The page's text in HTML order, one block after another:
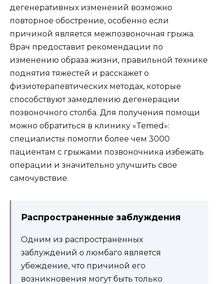
дегенеративных изменений возможно
повторное обострение, особенно если
причиной является межпозвоночная грыжа.
Врач предоставит рекомендации по
изменению образа жизни, правильной технике
поднятия тяжестей и расскажет о
физиотерапевтических методах, которые
способствуют замедлению дегенерации
позвоночного столба. Для получения помощи
можно обратиться в клинику «Temed»:
специалисты помогли более чем 3000
пациентам с грыжами позвоночника избежать
операции и значительно улучшить свое
самочувствие.
Распространенные заблуждения
Одним из распространенных
заблуждений о люмбаго является
убеждение, что причиной его
возникновения могут быть только